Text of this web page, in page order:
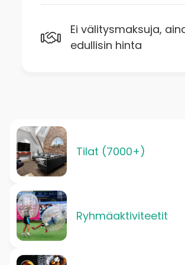
Ei välitysmaksuja,
edullisin hinta
Tilat (7000+)
Ryhmäaktiviteetit